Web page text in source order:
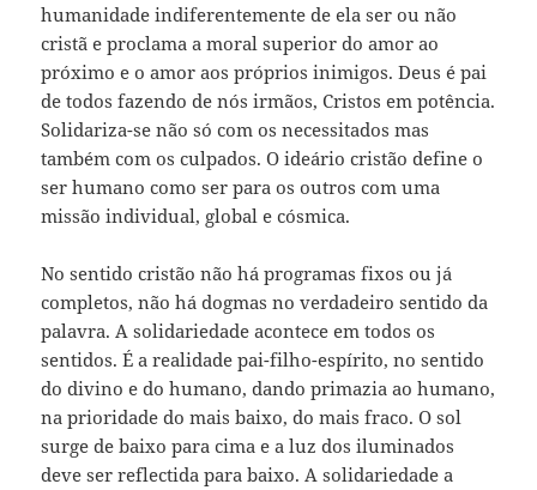
humanidade indiferentemente de ela ser ou não
cristã e proclama a moral superior do amor ao
próximo e o amor aos próprios inimigos. Deus é pai
de todos fazendo de nós irmãos, Cristos em potência.
Solidariza-se não só com os necessitados mas
também com os culpados. O ideário cristão define o
ser humano como ser para os outros com uma
missão individual, global e cósmica.
No sentido cristão não há programas fixos ou já
completos, não há dogmas no verdadeiro sentido da
palavra. A solidariedade acontece em todos os
sentidos. É a realidade pai-filho-espírito, no sentido
do divino e do humano, dando primazia ao humano,
na prioridade do mais baixo, do mais fraco. O sol
surge de baixo para cima e a luz dos iluminados
deve ser reflectida para baixo. A solidariedade a